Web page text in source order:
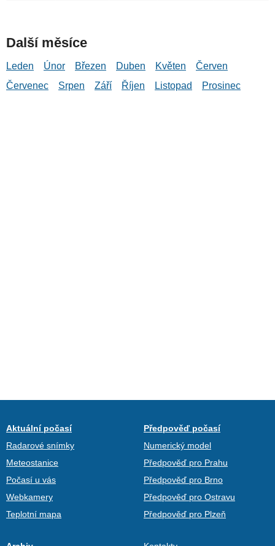
Další měsíce
Leden Únor Březen Duben Květen
Červen
Červenec
Srpen Září Říjen Listopad Prosinec
Aktuální počasí
Radarové snímky
Meteostanice
Počasí u vás
Webkamery
Teplotní mapa
Předpověď počasí
Numerický model
Předpověď pro Prahu
Předpověď pro Brno
Předpověď pro Ostravu
Předpověď pro Plzeň